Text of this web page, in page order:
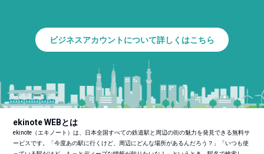
ビジネスアカウントについて詳しくはこちら
ekinote WEBとは
ekinote（エキノート）は、日本全国すべての鉄道駅と周辺の街の魅力を発見できる無料サ
ービスです。「今度あの駅に行くけど、周辺にどんな場所があるんだろう？」「いつも使